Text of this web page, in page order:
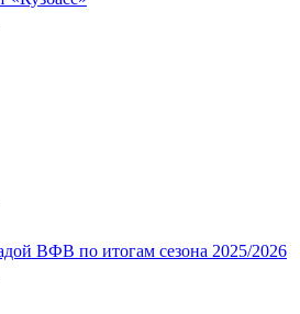
ВФВ по итогам сезона 2025/2026